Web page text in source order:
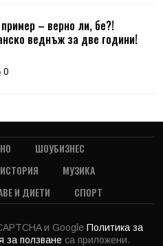
– верно ли, бе?!
веднъж за две години!
0
ШОУБИЗНЕС
ИСТОРИЯ
МУЗИКА
И ДИЕТИ СПОРТ
и Google Политика за
за ползване са приложени.